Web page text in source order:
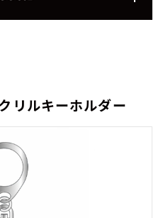
リルキーホルダー